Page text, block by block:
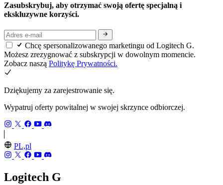
Zasubskrybuj, aby otrzymać swoją ofertę specjalną i
ekskluzywne korzyści.
Chcę spersonalizowanego marketingu od Logitech G.
Możesz zrezygnować z subskrypcji w dowolnym momencie.
Zobacz naszą Politykę Prywatności.
Dziękujemy za zarejestrowanie się.
Wypatruj oferty powitalnej w swojej skrzynce odbiorczej.
PL,pl
Logitech G